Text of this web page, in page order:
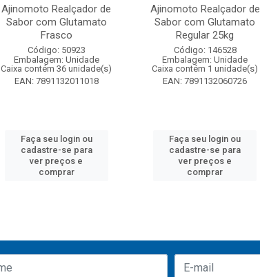
Ajinomoto Realçador de
Sabor com Glutamato
Frasco
Código: 50923
Embalagem: Unidade
Caixa contém 36 unidade(s)
EAN: 7891132011018
Faça seu login ou
cadastre-se para
ver preços e
comprar
Ajinomoto Realçador de
Sabor com Glutamato
Regular 25kg
Código: 146528
Embalagem: Unidade
Caixa contém 1 unidade(s)
EAN: 7891132060726
Faça seu login ou
cadastre-se para
ver preços e
comprar